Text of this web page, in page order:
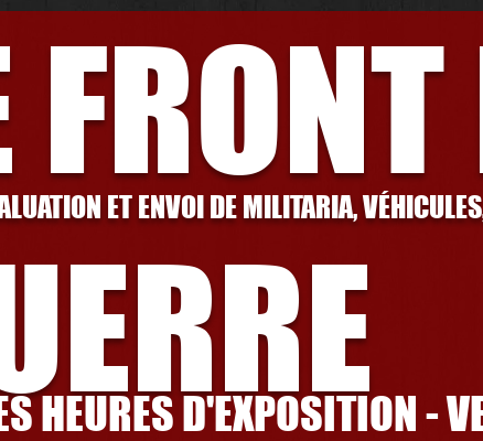
ET ENVOI DE MILITARIA,
HEURES D'EXPOSITION -